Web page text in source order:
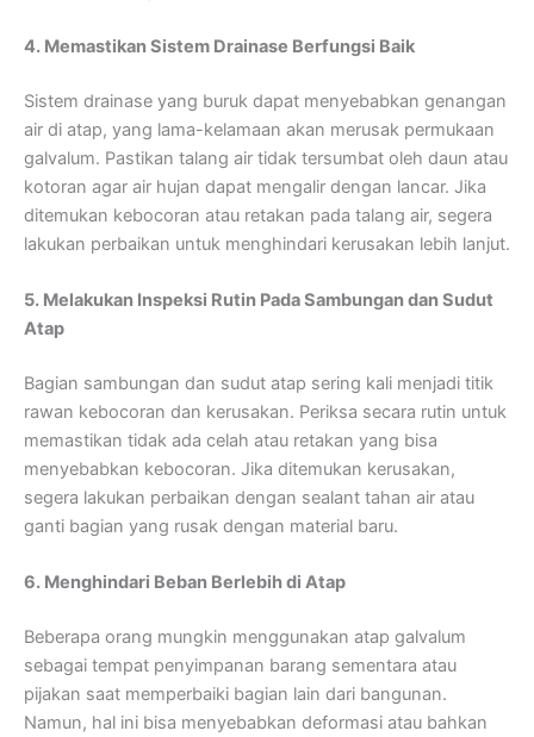
4. Memastikan Sistem Drainase Berfungsi Baik
Sistem drainase yang buruk dapat menyebabkan genangan
air di atap, yang lama-kelamaan akan merusak permukaan
galvalum. Pastikan talang air tidak tersumbat oleh daun atau
kotoran agar air hujan dapat mengalir dengan lancar. Jika
ditemukan kebocoran atau retakan pada talang air, segera
lakukan perbaikan untuk menghindari kerusakan lebih lanjut.
5. Melakukan Inspeksi Rutin Pada Sambungan dan Sudut
Atap
Bagian sambungan dan sudut atap sering kali menjadi titik
rawan kebocoran dan kerusakan. Periksa secara rutin untuk
memastikan tidak ada celah atau retakan yang bisa
menyebabkan kebocoran. Jika ditemukan kerusakan,
segera lakukan perbaikan dengan sealant tahan air atau
ganti bagian yang rusak dengan material baru.
6. Menghindari Beban Berlebih di Atap
Beberapa orang mungkin menggunakan atap galvalum
sebagai tempat penyimpanan barang sementara atau
pijakan saat memperbaiki bagian lain dari bangunan.
Namun, hal ini bisa menyebabkan deformasi atau bahkan